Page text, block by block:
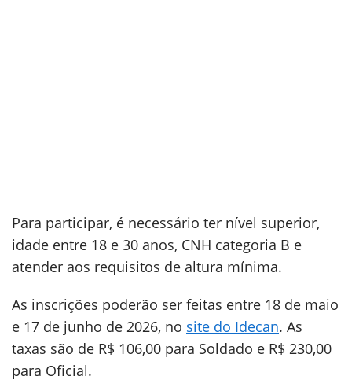
Para participar, é necessário ter nível superior,
idade entre 18 e 30 anos, CNH categoria B e
atender aos requisitos de altura mínima.
As inscrições poderão ser feitas entre 18 de maio
e 17 de junho de 2026, no site do Idecan. As
taxas são de R$ 106,00 para Soldado e R$ 230,00
para Oficial.